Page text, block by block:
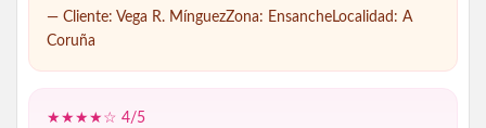
— Cliente: Vega R. MínguezZona: EnsancheLocalidad: A
Coruña
★★★★☆ 4/5